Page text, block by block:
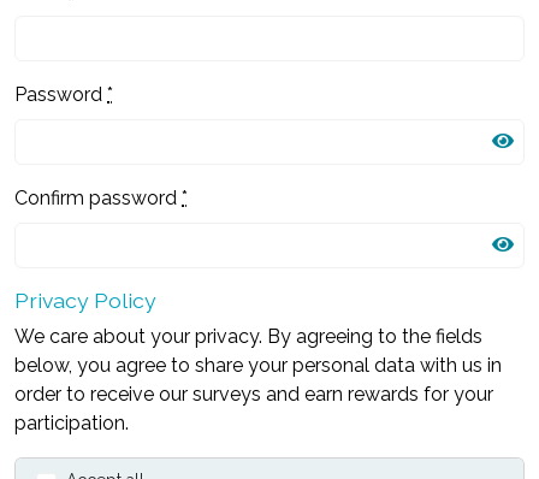
Password *
Confirm password *
Privacy Policy
We care about your privacy. By agreeing to the fields
below, you agree to share your personal data with us in
order to receive our surveys and earn rewards for your
participation.